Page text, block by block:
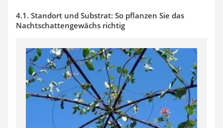
4.1. Standort und Substrat: So pflanzen Sie das
Nachtschattengewächs richtig